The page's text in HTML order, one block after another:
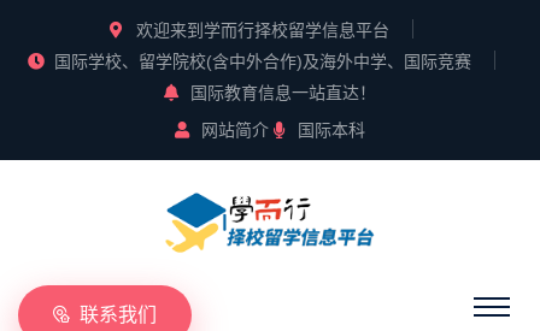
欢迎来到学而行择校留学信息平台
国际学校、留学院校(含中外合作)及海外中学、国际竞赛
国际教育信息一站直达！
网站简介
国际本科
联系我们